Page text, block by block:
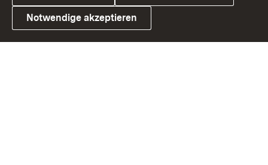
Link zum Landesportal
Notwendige akzeptieren